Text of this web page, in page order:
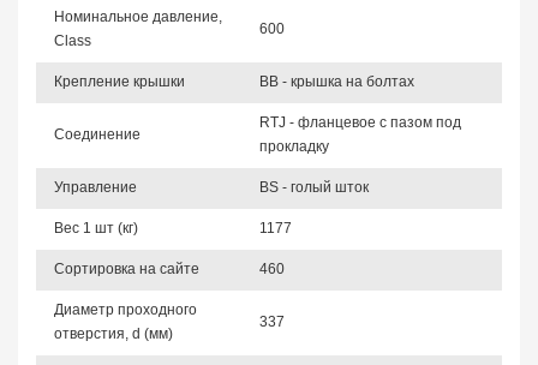
Номинальное давление,
Class
600
Крепление крышки BB - крышка на болтах
Соединение
RTJ - фланцевое с пазом под
прокладку
Управление BS - голый шток
Вес 1 шт (кг) 1177
Сортировка на сайте 460
Диаметр проходного
отверстия, d (мм)
337